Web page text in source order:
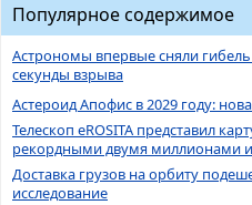
Популярное содержимое
Астрономы впервые сняли
секунды взрыва
Астероид Апофис в 2029 году:
Телескоп eROSITA представил
рекордными двумя миллионами
Доставка грузов на орбиту
исследование